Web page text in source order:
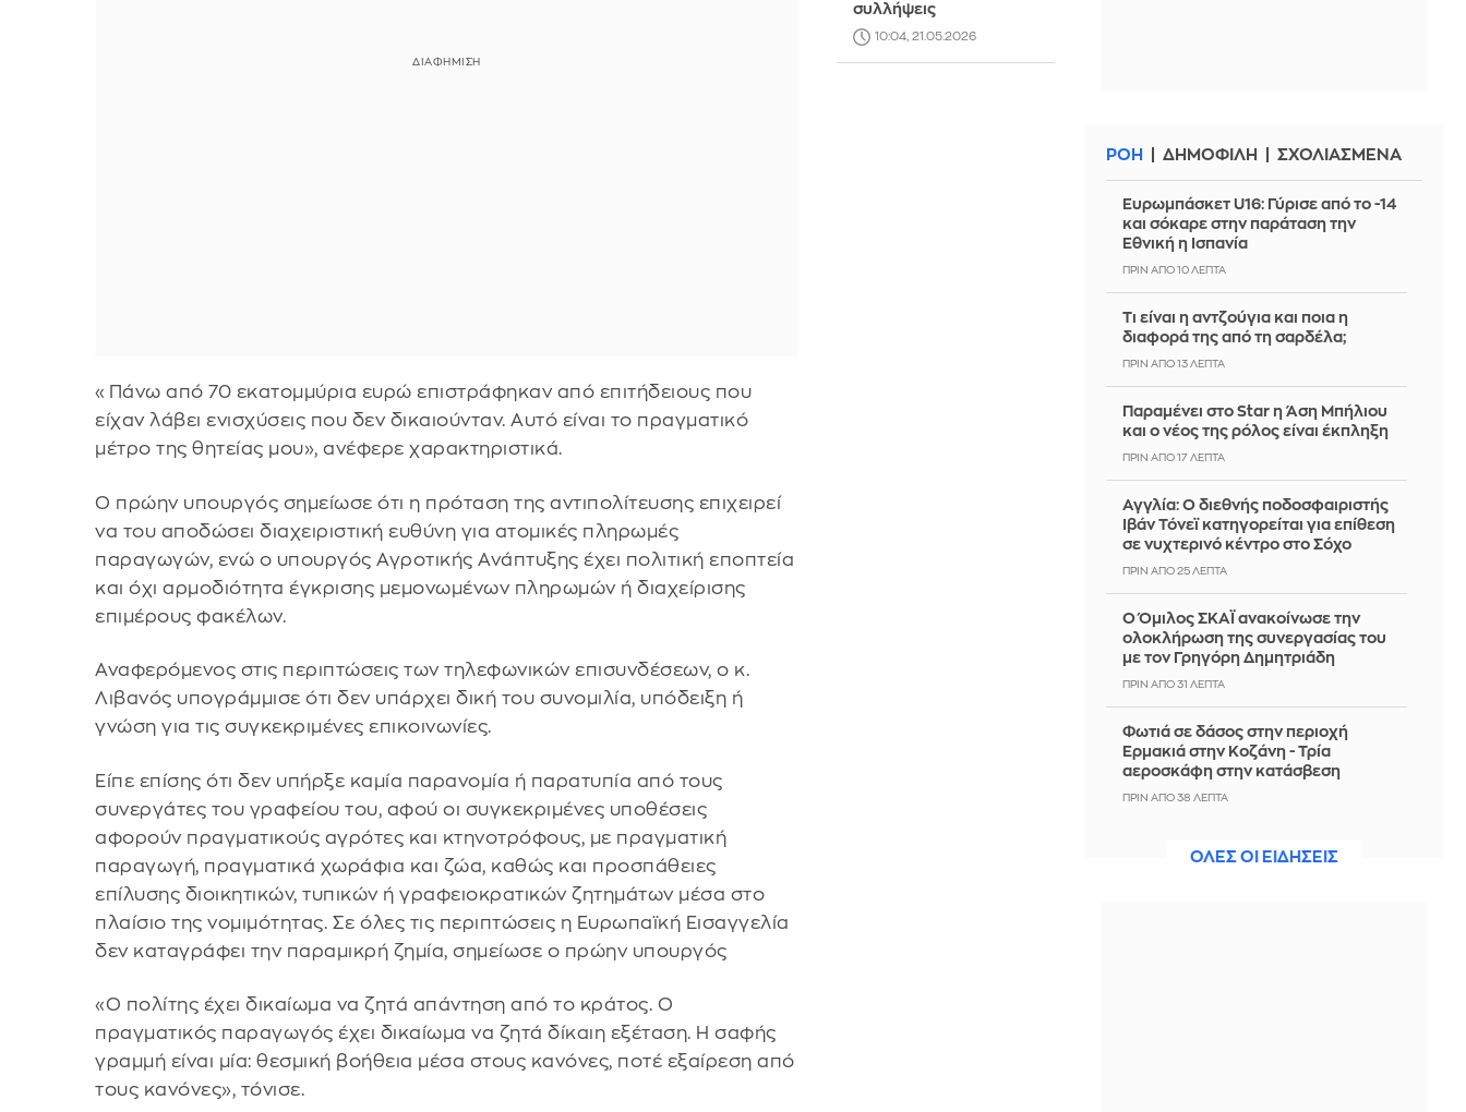
«Πάνω από 70 εκατομμύρια ευρώ επιστράφηκαν από επιτήδειους που
είχαν λάβει ενισχύσεις που δεν δικαιούνταν. Αυτό είναι το πραγματικό
μέτρο της θητείας μου», ανέφερε χαρακτηριστικά.
Ο πρώην υπουργός σημείωσε ότι η πρόταση της αντιπολίτευσης επιχειρεί
να του αποδώσει διαχειριστική ευθύνη για ατομικές πληρωμές
παραγωγών, ενώ ο υπουργός Αγροτικής Ανάπτυξης έχει πολιτική εποπτεία
και όχι αρμοδιότητα έγκρισης μεμονωμένων πληρωμών ή διαχείρισης
επιμέρους φακέλων.
Αναφερόμενος στις περιπτώσεις των τηλεφωνικών επισυνδέσεων, ο κ.
Λιβανός υπογράμμισε ότι δεν υπάρχει δική του συνομιλία, υπόδειξη ή
γνώση για τις συγκεκριμένες επικοινωνίες.
Είπε επίσης ότι δεν υπήρξε καμία παρανομία ή παρατυπία από τους
συνεργάτες του γραφείου του, αφού οι συγκεκριμένες υποθέσεις
αφορούν πραγματικούς αγρότες και κτηνοτρόφους, με πραγματική
παραγωγή, πραγματικά χωράφια και ζώα, καθώς και προσπάθειες
επίλυσης διοικητικών, τυπικών ή γραφειοκρατικών ζητημάτων μέσα στο
πλαίσιο της νομιμότητας. Σε όλες τις περιπτώσεις η Ευρωπαϊκή Εισαγγελία
δεν καταγράφει την παραμικρή ζημία, σημείωσε ο πρώην υπουργός
«Ο πολίτης έχει δικαίωμα να ζητά απάντηση από το κράτος. Ο
πραγματικός παραγωγός έχει δικαίωμα να ζητά δίκαιη εξέταση. Η σαφής
γραμμή είναι μία: θεσμική βοήθεια μέσα στους κανόνες, ποτέ εξαίρεση από
τους κανόνες», τόνισε.
συλλήψεις
10:04, 21.05.2026
ΡΟΗ ΔΗΜΟΦΙΛΗ ΣΧΟΛΙΑΣΜΕΝΑ
Ευρωμπάσκετ U16: Γύρισε από το -14
και σόκαρε στην παράταση την
Εθνική η Ισπανία
ΠΡΙΝ ΑΠΌ 10 ΛΕΠΤΆ
Τι είναι η αντζούγια και ποια η
διαφορά της από τη σαρδέλα;
ΠΡΙΝ ΑΠΌ 13 ΛΕΠΤΆ
Παραμένει στο Star η Άση Μπήλιου
και ο νέος της ρόλος είναι έκπληξη
ΠΡΙΝ ΑΠΌ 17 ΛΕΠΤΆ
Αγγλία: Ο διεθνής ποδοσφαιριστής
Ιβάν Τόνεϊ κατηγορείται για επίθεση
σε νυχτερινό κέντρο στο Σόχο
ΠΡΙΝ ΑΠΌ 25 ΛΕΠΤΆ
Ο Όμιλος ΣΚΑΪ ανακοίνωσε την
ολοκλήρωση της συνεργασίας του
με τον Γρηγόρη Δημητριάδη
ΠΡΙΝ ΑΠΌ 31 ΛΕΠΤΆ
Φωτιά σε δάσος στην περιοχή
Ερμακιά στην Κοζάνη - Τρία
αεροσκάφη στην κατάσβεση
ΠΡΙΝ ΑΠΌ 38 ΛΕΠΤΆ
Αττικής: «Καταστροφικά τα
ΟΛΕΣ ΟΙ ΕΙΔΗΣΕΙΣ